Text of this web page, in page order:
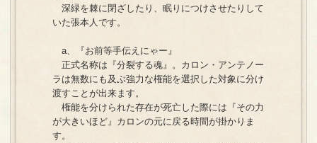
深緑を棘に閉ざしたり、眠りにつけさせたりして
いた張本人です。
a、『お前等手伝えにゃー』
正式名称は『分裂する魂』。カロン・アンテノー
ラは無数にも及ぶ強力な権能を選択した対象に分け
渡すことが出来ます。
権能を分けられた存在が死亡した際には『その力
が大きいほど』カロンの元に戻る時間が掛かりま
す。